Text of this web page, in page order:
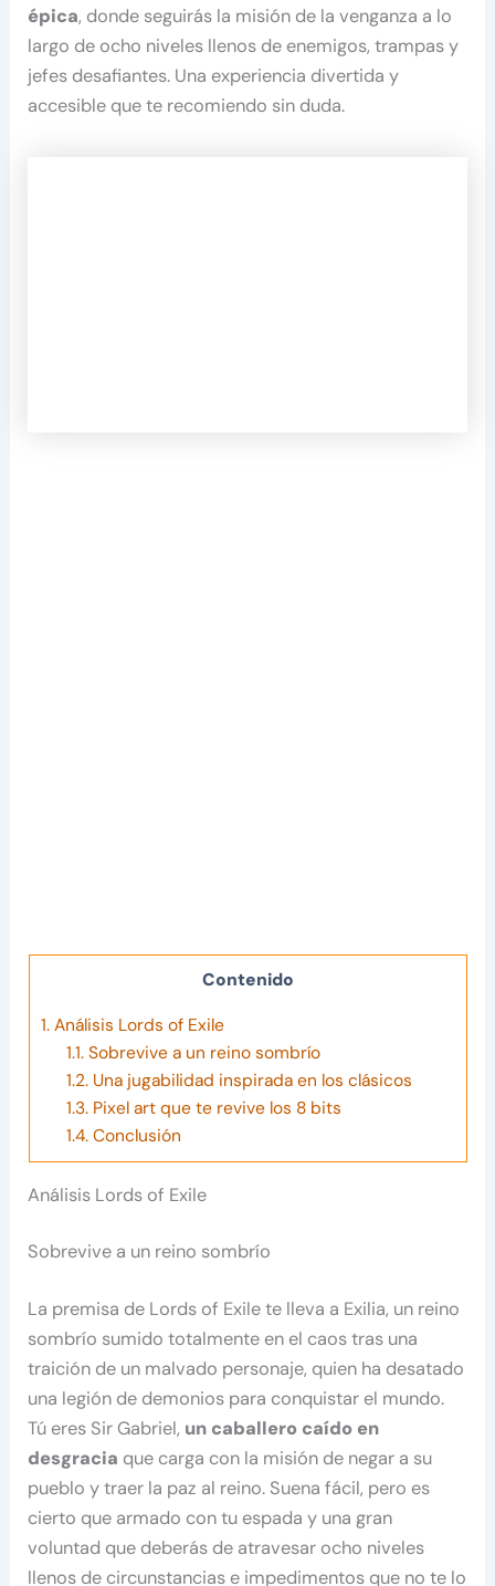
épica, donde seguirás la misión de la venganza a lo
largo de ocho niveles llenos de enemigos, trampas y
jefes desafiantes. Una experiencia divertida y
accesible que te recomiendo sin duda.
Contenido
1.Análisis Lords of Exile
1.1.Sobrevive a un reino sombrío
1.2.Una jugabilidad inspirada en los clásicos
1.3.Pixel art que te revive los 8 bits
1.4.Conclusión
Análisis Lords of Exile
Sobrevive a un reino sombrío
La premisa de Lords of Exile te lleva a Exilia, un reino
sombrío sumido totalmente en el caos tras una
traición de un malvado personaje, quien ha desatado
una legión de demonios para conquistar el mundo.
Tú eres Sir Gabriel, un caballero caído en
desgracia que carga con la misión de negar a su
pueblo y traer la paz al reino. Suena fácil, pero es
cierto que armado con tu espada y una gran
voluntad que deberás de atravesar ocho niveles
llenos de circunstancias e impedimentos que no te lo